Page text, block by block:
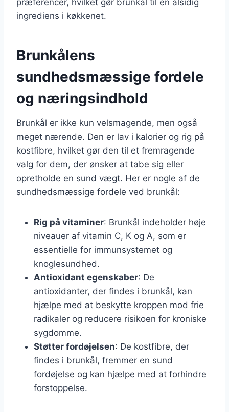
ingrediens i køkkenet.
Brunkålens
sundhedsmæssige fordele
og næringsindhold
Brunkål er ikke kun velsmagende, men også
meget nærende. Den er lav i kalorier og rig på
kostfibre, hvilket gør den til et fremragende
valg for dem, der ønsker at tabe sig eller
opretholde en sund vægt. Her er nogle af de
sundhedsmæssige fordele ved brunkål:
Rig på vitaminer: Brunkål indeholder høje
niveauer af vitamin C, K og A, som er
essentielle for immunsystemet og
knoglesundhed.
Antioxidant egenskaber: De
antioxidanter, der findes i brunkål, kan
hjælpe med at beskytte kroppen mod frie
radikaler og reducere risikoen for kroniske
sygdomme.
Støtter fordøjelsen: De kostfibre, der
findes i brunkål, fremmer en sund
fordøjelse og kan hjælpe med at forhindre
forstoppelse.